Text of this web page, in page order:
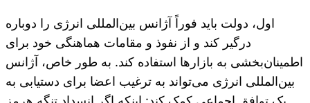
اول، دولت باید فوراً آژانس بین‌المللی انرژی را دوباره
درگیر کند و از نفوذ و مقامات هماهنگی خود برای
اطمینان‌بخشی به بازارها استفاده کند. به طور خاص، آژانس
بین‌المللی انرژی می‌تواند به ترغیب اعضا برای دستیابی به